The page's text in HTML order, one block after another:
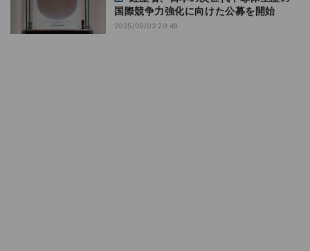
国際競争力強化に向けた公募を開始
2025/09/03 20:48